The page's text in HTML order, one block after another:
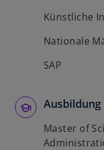
Künstliche
Nationale
SAP
Master of